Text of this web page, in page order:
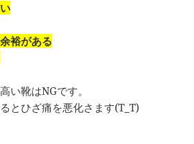
裕がある
い靴はNGです。
とひざ痛を悪化さます(T_T)